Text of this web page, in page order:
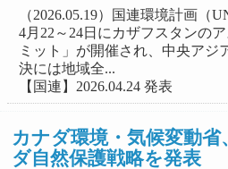
（2026.05.19）国連環境計画（
4月22～24日にカザフスタンの
ミット」が開催され、中央アジ
決には地域全...
【国連】2026.04.24 発表
カナダ環境・気候変動省
ダ自然保護戦略を発表